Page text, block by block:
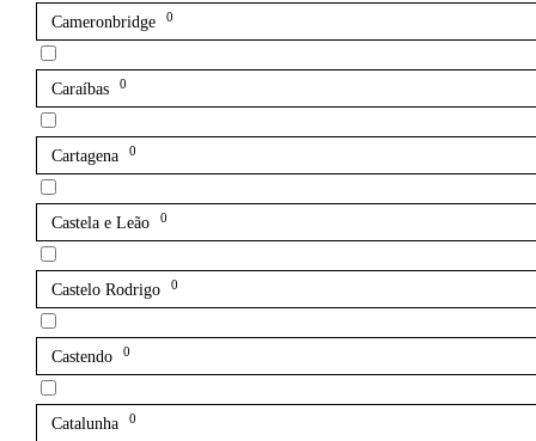
Cameronbridge 0
Caraíbas 0
Cartagena 0
Castela e Leão 0
Castelo Rodrigo 0
Castendo 0
Catalunha 0